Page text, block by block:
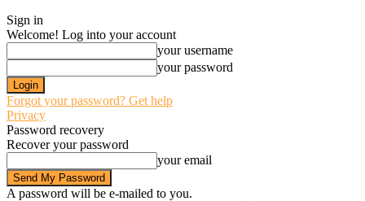
Sign in
Welcome! Log into your account
your username
your password
Forgot your password? Get help
Privacy
Password recovery
Recover your password
your email
A password will be e-mailed to you.